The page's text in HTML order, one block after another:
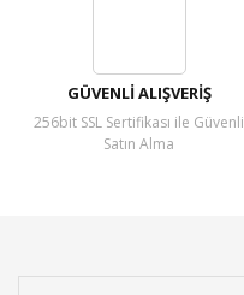
GÜVENLİ ALIŞVERİŞ
256bit SSL Sertifikası ile Güvenli
Satın Alma